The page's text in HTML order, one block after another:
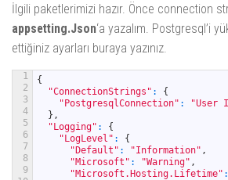
İlgili paketlerimizi hazır. Önce connection
appsetting.Json‘a yazalım. Postgresql’i
ettiğiniz ayarları buraya yazınız.
1
2
3
4
5
6
7
8
9
{
"ConnectionStrings" :
{
"PostgresqlConnection" :
"User
} ,
"Logging" :
{
"LogLevel" :
{
"Default" : "Information" ,
"Microsoft" : "Warning" ,
"Microsoft.Hosting.Lifetime" :